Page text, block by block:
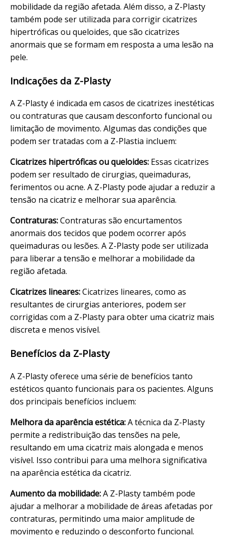
mobilidade da região afetada. Além disso, a Z-Plasty
também pode ser utilizada para corrigir cicatrizes
hipertróficas ou queloides, que são cicatrizes
anormais que se formam em resposta a uma lesão na
pele.
Indicações da Z-Plasty
A Z-Plasty é indicada em casos de cicatrizes inestéticas
ou contraturas que causam desconforto funcional ou
limitação de movimento. Algumas das condições que
podem ser tratadas com a Z-Plastia incluem:
Cicatrizes hipertróficas ou queloides: Essas cicatrizes
podem ser resultado de cirurgias, queimaduras,
ferimentos ou acne. A Z-Plasty pode ajudar a reduzir a
tensão na cicatriz e melhorar sua aparência.
Contraturas:Contraturas são encurtamentos
anormais dos tecidos que podem ocorrer após
queimaduras ou lesões. A Z-Plasty pode ser utilizada
para liberar a tensão e melhorar a mobilidade da
região afetada.
Cicatrizes lineares:Cicatrizes lineares, como as
resultantes de cirurgias anteriores, podem ser
corrigidas com a Z-Plasty para obter uma cicatriz mais
discreta e menos visível.
Benefícios da Z-Plasty
A Z-Plasty oferece uma série de benefícios tanto
estéticos quanto funcionais para os pacientes. Alguns
dos principais benefícios incluem:
Melhora da aparência estética:A técnica da Z-Plasty
permite a redistribuição das tensões na pele,
resultando em uma cicatriz mais alongada e menos
visível. Isso contribui para uma melhora significativa
na aparência estética da cicatriz.
Aumento da mobilidade:A Z-Plasty também pode
ajudar a melhorar a mobilidade de áreas afetadas por
contraturas, permitindo uma maior amplitude de
movimento e reduzindo o desconforto funcional.